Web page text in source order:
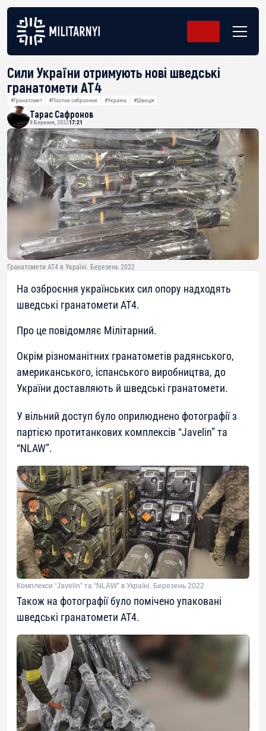
Сили України отримують нові шведські
гранатомети AT4
#Гранатомет #Піхотне озброєння #Україна #Швеція
Тарас Сафронов
8 Березня, 202217:21
Гранатомети AT4 в Україні. Березень 2022
На озброєння українських сил опору надходять
шведські гранатомети AT4.
Про це повідомляє Мілітарний.
Окрім різноманітних гранатометів радянського,
американського, іспанського виробництва, до
України доставляють й шведські гранатомети.
У вільний доступ було оприлюднено фотографії з
партією протитанкових комплексів “Javelin” та
“NLAW”.
Комплекси “Javelin” та “NLAW” в Україні. Березень 2022
Також на фотографії було помічено упаковані
шведські гранатомети AT4.